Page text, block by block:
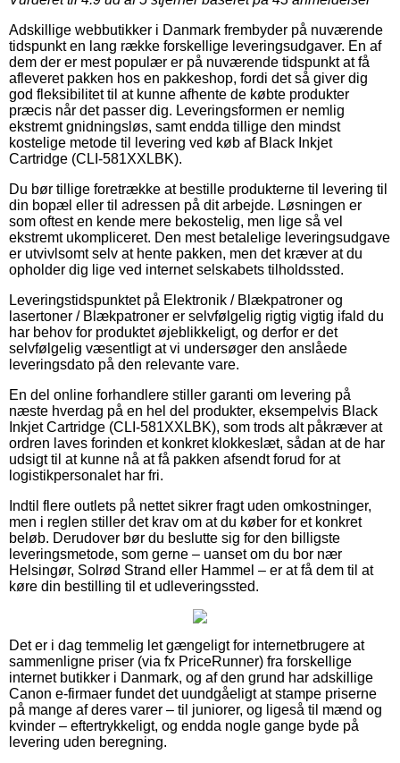
Adskillige webbutikker i Danmark frembyder på nuværende
tidspunkt en lang række forskellige leveringsudgaver. En af
dem der er mest populær er på nuværende tidspunkt at få
afleveret pakken hos en pakkeshop, fordi det så giver dig
god fleksibilitet til at kunne afhente de købte produkter
præcis når det passer dig. Leveringsformen er nemlig
ekstremt gnidningsløs, samt endda tillige den mindst
kostelige metode til levering ved køb af Black Inkjet
Cartridge (CLI-581XXLBK).
Du bør tillige foretrække at bestille produkterne til levering til
din bopæl eller til adressen på dit arbejde. Løsningen er
som oftest en kende mere bekostelig, men lige så vel
ekstremt ukompliceret. Den mest betalelige leveringsudgave
er utvivlsomt selv at hente pakken, men det kræver at du
opholder dig lige ved internet selskabets tilholdssted.
Leveringstidspunktet på Elektronik / Blækpatroner og
lasertoner / Blækpatroner er selvfølgelig rigtig vigtig ifald du
har behov for produktet øjeblikkeligt, og derfor er det
selvfølgelig væsentligt at vi undersøger den anslåede
leveringsdato på den relevante vare.
En del online forhandlere stiller garanti om levering på
næste hverdag på en hel del produkter, eksempelvis Black
Inkjet Cartridge (CLI-581XXLBK), som trods alt påkræver at
ordren laves forinden et konkret klokkeslæt, sådan at de har
udsigt til at kunne nå at få pakken afsendt forud for at
logistikpersonalet har fri.
Indtil flere outlets på nettet sikrer fragt uden omkostninger,
men i reglen stiller det krav om at du køber for et konkret
beløb. Derudover bør du beslutte sig for den billigste
leveringsmetode, som gerne – uanset om du bor nær
Helsingør, Solrød Strand eller Hammel – er at få dem til at
køre din bestilling til et udleveringssted.
Det er i dag temmelig let gængeligt for internetbrugere at
sammenligne priser (via fx PriceRunner) fra forskellige
internet butikker i Danmark, og af den grund har adskillige
Canon e-firmaer fundet det uundgåeligt at stampe priserne
på mange af deres varer – til juniorer, og ligeså til mænd og
kvinder – eftertrykkeligt, og endda nogle gange byde på
levering uden beregning.